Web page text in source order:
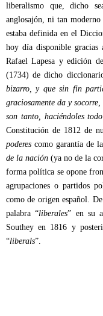
liberalismo que, dicho
anglosajón, ni tan moderno
estaba definida en el
hoy día disponible gracias
Rafael Lapesa y edición
(1734) de dicho
bizarro, y que sin fin
graciosamente da y
son tanto, haciéndoles
Constitución de 1812 de
poderes como garantía de
de la nación (ya no de la
forma política se opone
agrupaciones o partidos
como de origen español.
palabra “liberales” en su
Southey en 1816 y
“liberals”.